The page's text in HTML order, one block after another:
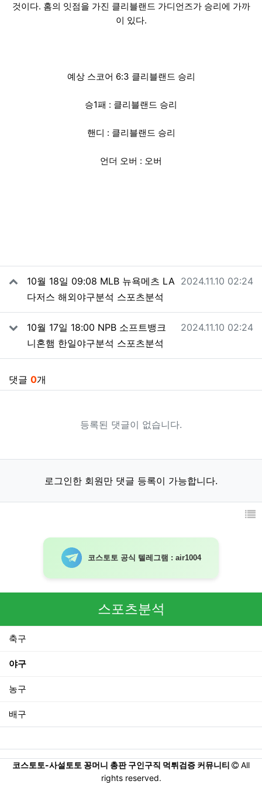
것이다. 홈의 잇점을 가진 클리블랜드 가디언즈가 승리에 가까
이 있다.
예상 스코어 6:3 클리블랜드 승리
승1패 : 클리블랜드 승리
핸디 : 클리블랜드 승리
언더 오버 : 오버
관련자료10월 18일 09:08 MLB 뉴욕메츠 LA
다저스 해외야구분석 스포츠분석
작성일
2024.11.10 02:24
10월 17일 18:00 NPB 소프트뱅크
니혼햄 한일야구분석 스포츠분석
작성일
2024.11.10 02:24
댓글 0개
등록된 댓글이 없습니다.
로그인한 회원만 댓글 등록이 가능합니다.
코스토토 공식 텔레그램 : air1004
스포츠분석
축구
야구
농구
배구
코스토토-사설토토 꽁머니 총판 구인구직 먹튀검증 커뮤니티
All
rights reserved.